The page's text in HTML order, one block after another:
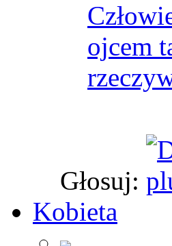
ojcem
Głosuj:
Kobieta